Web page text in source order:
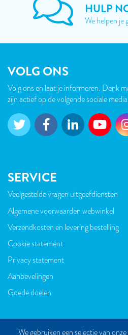
We gebruiken een selectie van
HULP
We helpen je
VOLG ONS
Volg ons en laat je informeren. Denk
zijn actief op de volgende sociale
SERVICE
VOET
Veelgestelde vragen uitgeefdiensten
Algemene voorwaarden webwinkel
Verzendkosten en levering bestelling
Cookie statement
Privacy statement
Aanbevelingen
Goede doelen